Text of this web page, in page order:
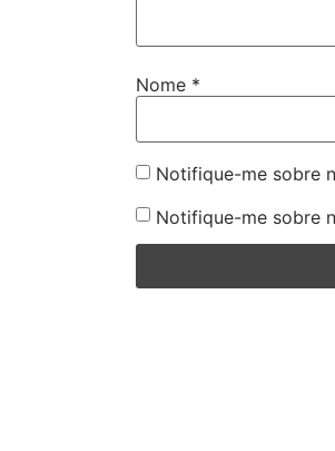
Nome *
Notifique-me sobre
Notifique-me sobre